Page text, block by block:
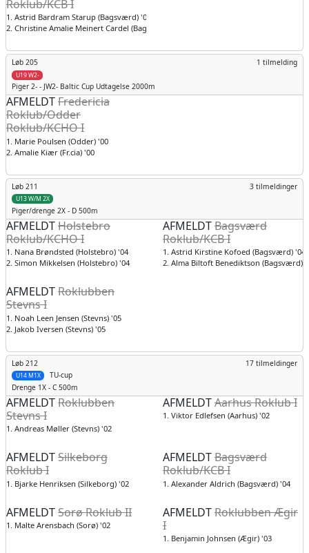
Roklub/KCB I
1. Astrid Bardram Starup (Bagsværd) '00
2. Christine Amalie Meinert Cardel (Bagsværd) '01
Løb 205 1 tilmelding
U19 W2-
Piger 2- - JW2- Baltic Cup Udtagelse 2000m
AFMELDTFredericia
Roklub/Odder
Roklub/KCHO I
1. Marie Poulsen (Odder) '00
2. Amalie Kiær (Fr.cia) '00
Løb 211 3 tilmeldinger
U13 W/M 2X
Piger/drenge 2X - D 500m
AFMELDTHolstebro
Roklub/KCHO I
1. Nana Brøndsted (Holstebro) '04
2. Simon Mikkelsen (Holstebro) '04
AFMELDTBagsværd
Roklub/KCB I
1. Astrid Kirstine Kofoed (Bagsværd) '04
2. Alma Biltoft Benediktson (Bagsværd)
AFMELDTRoklubben
Stevns I
1. Noah Leen Jensen (Stevns) '05
2. Jakob Iversen (Stevns) '05
Løb 212
TU-cup
17 tilmeldinger
U14 M1X
Drenge 1X - C 500m
AFMELDTRoklubben
Stevns I
1. Andreas Møller (Stevns) '02
AFMELDTAarhus Roklub I
1. Viktor Edlefsen (Aarhus) '02
AFMELDTSilkeborg
Roklub I
1. Bjarke Henriksen (Silkeborg) '02
AFMELDTBagsværd
Roklub/KCB I
1. Alexander Aldrich (Bagsværd) '04
AFMELDTSorø Roklub II
1. Malte Arensbach (Sorø) '02
AFMELDTRoklubben Ægir
I
1. Benjamin Johnsen (Ægir) '03